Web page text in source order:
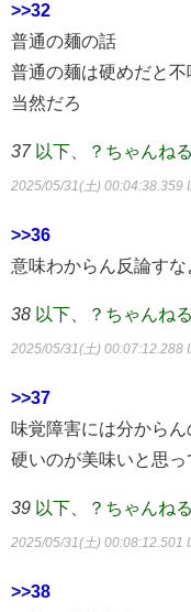
>>32
普通の麺の話
普通の麺は硬めだと不
当然だろ
37 以下、？ちゃんね
2025/05/31(土) 00:04:38.359
>>36
意味わからん反論すな
38 以下、？ちゃんね
2025/05/31(土) 00:07:12.288
>>37
味覚障害には分からん
硬いのが美味いと思
39 以下、？ちゃんね
2025/05/31(土) 00:08:12.501
>>38